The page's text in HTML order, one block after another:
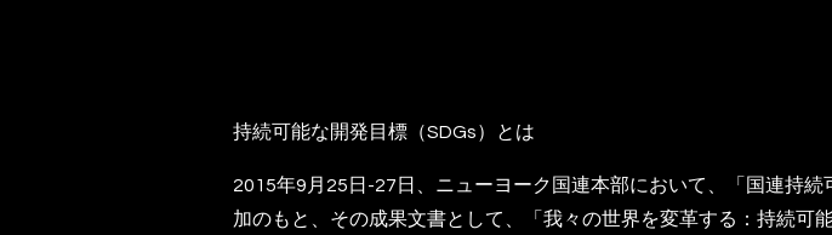
持続可能な開発目標（SDGs）とは
2015年9月25日-27日、ニューヨーク国連本部において、「国連持
加のもと、その成果文書として、「我々の世界を変革する：持続可